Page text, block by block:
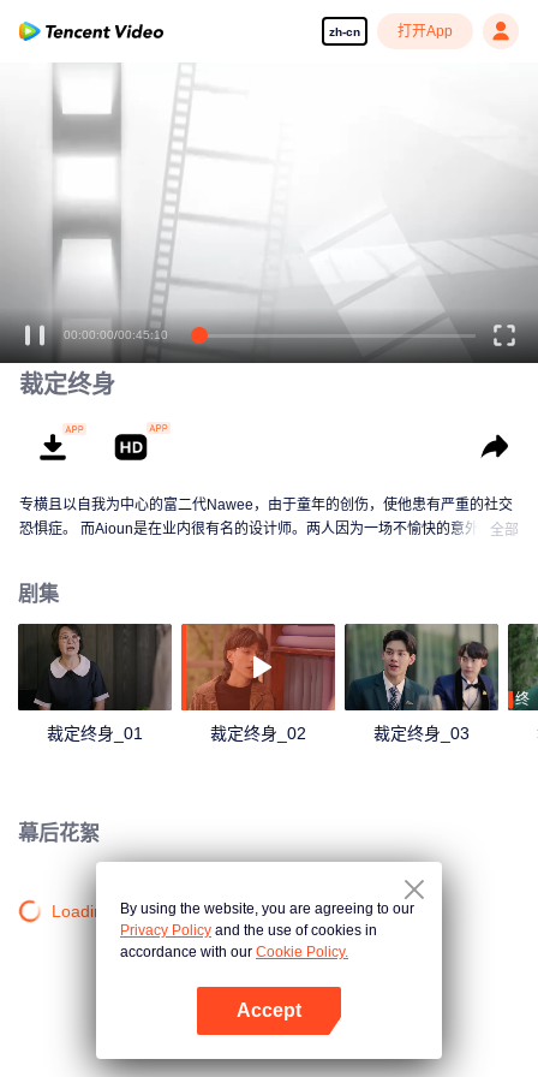
zh-cn 打开App
00:00:00/00:45:10
裁定终身
专横且以自我为中心的富二代Nawee，由于童年的创伤，使他患有严重的社交
恐惧症。 而Aioun是在业内很有名的设计师。两人因为一场不愉快的意外相全部
剧集
裁定终身_01 裁定终身_02 裁定终身_03
终
幕后花絮
Loading…By using the website, you are agreeing to our
Privacy Policy and the use of cookies in
accordance with our Cookie Policy.
Accept